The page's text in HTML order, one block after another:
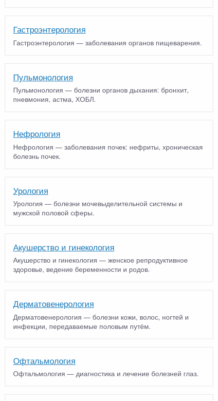
Гастроэнтерология
Гастроэнтерология — заболевания органов пищеварения.
Пульмонология
Пульмонология — болезни органов дыхания: бронхит,
пневмония, астма, ХОБЛ.
Нефрология
Нефрология — заболевания почек: нефриты, хроническая
болезнь почек.
Урология
Урология — болезни мочевыделительной системы и
мужской половой сферы.
Акушерство и гинекология
Акушерство и гинекология — женское репродуктивное
здоровье, ведение беременности и родов.
Дерматовенерология
Дерматовенерология — болезни кожи, волос, ногтей и
инфекции, передаваемые половым путём.
Офтальмология
Офтальмология — диагностика и лечение болезней глаз.